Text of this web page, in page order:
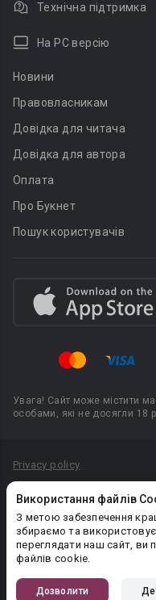
Використання файлів
З метою забезпечення
збираємо та
переглядати наш сайт, ви
файлів cookie.
Дозволити
Технічна підтримка
На PC версію
Новини
Правовласникам
Довідка для читача
Довідка для автора
Оплата
Про Букнет
Пошук користувачів
Увага! Сайт може містити
особами, які не досягли 18
Privacy policy
Політика конфіденційності
Правила публікації
PR-вiддiл: pr@booknet.com